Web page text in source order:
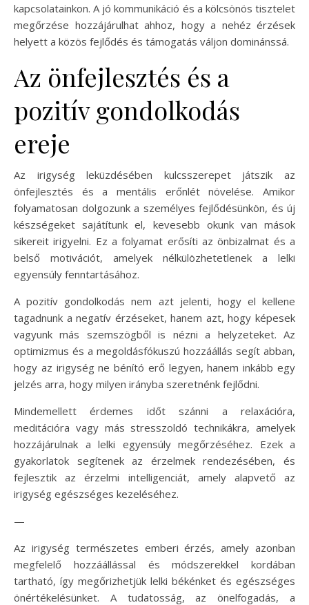
kapcsolatainkon. A jó kommunikáció és a kölcsönös tisztelet
megőrzése hozzájárulhat ahhoz, hogy a nehéz érzések
helyett a közös fejlődés és támogatás váljon dominánssá.
Az önfejlesztés és a
pozitív gondolkodás
ereje
Az irigység leküzdésében kulcsszerepet játszik az
önfejlesztés és a mentális erőnlét növelése. Amikor
folyamatosan dolgozunk a személyes fejlődésünkön, és új
készségeket sajátítunk el, kevesebb okunk van mások
sikereit irigyelni. Ez a folyamat erősíti az önbizalmat és a
belső motivációt, amelyek nélkülözhetetlenek a lelki
egyensúly fenntartásához.
A pozitív gondolkodás nem azt jelenti, hogy el kellene
tagadnunk a negatív érzéseket, hanem azt, hogy képesek
vagyunk más szemszögből is nézni a helyzeteket. Az
optimizmus és a megoldásfókuszú hozzáállás segít abban,
hogy az irigység ne bénító erő legyen, hanem inkább egy
jelzés arra, hogy milyen irányba szeretnénk fejlődni.
Mindemellett érdemes időt szánni a relaxációra,
meditációra vagy más stresszoldó technikákra, amelyek
hozzájárulnak a lelki egyensúly megőrzéséhez. Ezek a
gyakorlatok segítenek az érzelmek rendezésében, és
fejlesztik az érzelmi intelligenciát, amely alapvető az
irigység egészséges kezeléséhez.
—
Az irigység természetes emberi érzés, amely azonban
megfelelő hozzáállással és módszerekkel kordában
tartható, így megőrizhetjük lelki békénket és egészséges
önértékelésünket. A tudatosság, az önelfogadás, a